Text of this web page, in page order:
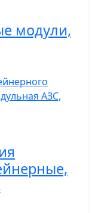
модули,
АЗС,